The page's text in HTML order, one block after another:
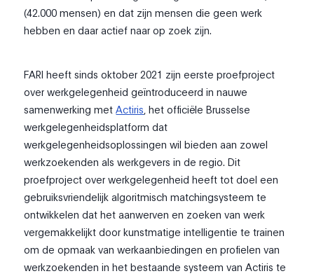
(42.000 mensen) en dat zijn mensen die geen werk
hebben en daar actief naar op zoek zijn.
FARI heeft sinds oktober 2021 zijn eerste proefproject
over werkgelegenheid geïntroduceerd in nauwe
samenwerking metActiris , het officiële Brusselse
werkgelegenheidsplatform dat
werkgelegenheidsoplossingen wil bieden aan zowel
werkzoekenden als werkgevers in de regio. Dit
proefproject over werkgelegenheid heeft tot doel een
gebruiksvriendelijk algoritmisch matchingsysteem te
ontwikkelen dat het aanwerven en zoeken van werk
vergemakkelijkt door kunstmatige intelligentie te trainen
om de opmaak van werkaanbiedingen en profielen van
werkzoekenden in het bestaande systeem van Actiris te